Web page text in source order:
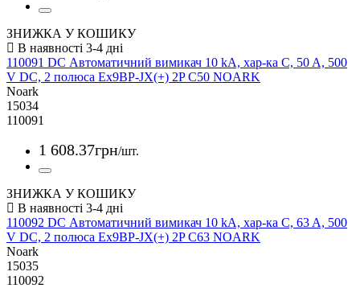
ЗНИЖКА У КОШИКУ
110091 DC Автоматичний вимикач 10 kA, хар-ка C, 50 A, 500
V DC, 2 полюса Ex9BP-JX(+) 2P C50 NOARK
Noark
15034
110091
1 608.37грн/шт.
ЗНИЖКА У КОШИКУ
110092 DC Автоматичний вимикач 10 kA, хар-ка C, 63 A, 500
V DC, 2 полюса Ex9BP-JX(+) 2P C63 NOARK
Noark
15035
110092